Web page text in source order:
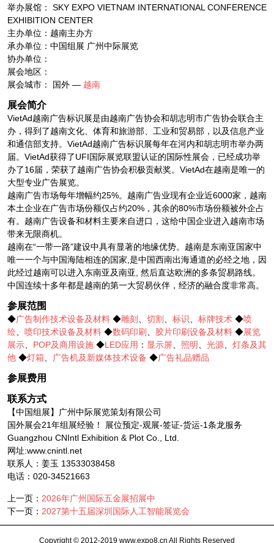
举办展馆： SKY EXPO VIETNAM INTERNATIONAL CONFERENCE
EXHIBITION CENTER
主办单位：越南主办方
承办单位：中国组展 广州中际展览
协办单位：
展会地区：
展会城市： 国外 — 越南
展会简介
VietAd越南广告标识展是由越南广告协会和胡志明市广告协会联合主
办，得到了越南文化、体育和旅游部、工业和贸易部，以及信息产业
和通信部支持。VietAd越南广告标识展每年在河内和胡志明市举办两
届。VietAd获得了UFI国际展览联盟认证的国际性展会，已经成功举
办了16届，荣获了越南广告协会积极贡献奖。VietAd在越南是唯一的
大型专业广告展览。
越南广告市场每年增幅约25%。越南广告业现有企业近6000家，越南
本土企业在广告市场份额仅占约20%，其余的80%市场份额被外企占
有。越南广告设备和材料主要来自进口，这给中国企业进入越南市场
带来无限商机。
越南在“一带一路”建设中具有显著的地缘优势。越南是东南亚国家中
唯一一个与中国海陆相连的国家,是中国西南出海通道的必经之地，因
此经过越南可以进入东南亚及南亚, 然后直达欧洲的多条贸易路线。
中国连续十多年都是越南的第一大贸易伙伴，经济的融合度非常高。
参展范围
◆广告制作技术设备及材料 ◆雕刻 切割 标识 标牌技术 ◆喷
绘
喷印技术设备及材料 ◆数码印刷 胶片印刷设备及材料 ◆展览
展示
POP及商用设施 ◆LED应用 ： 显示屏 照明 光源
灯条及其
他 ◆灯箱 广告机及新媒体技术设备 ◆广告礼品赠品
参展费用
联系方式
【中国组展】广州中际展览策划有限公司
国外展会21年组展经验！ 展位预定-观展-签证-货运-1条龙服务
Guangzhou CNIntl Exhibition & Plot Co., Ltd.
网址:www.cnintl.net
联系人：姜玉 13533038458
电话：020-34521663
上一页： 2026年广州国际五金展招展中
下一页： 2027第十五届深圳国际人工智能展览会
Copyright © 2012-2019 www.expo8.cn All Rights Reserved